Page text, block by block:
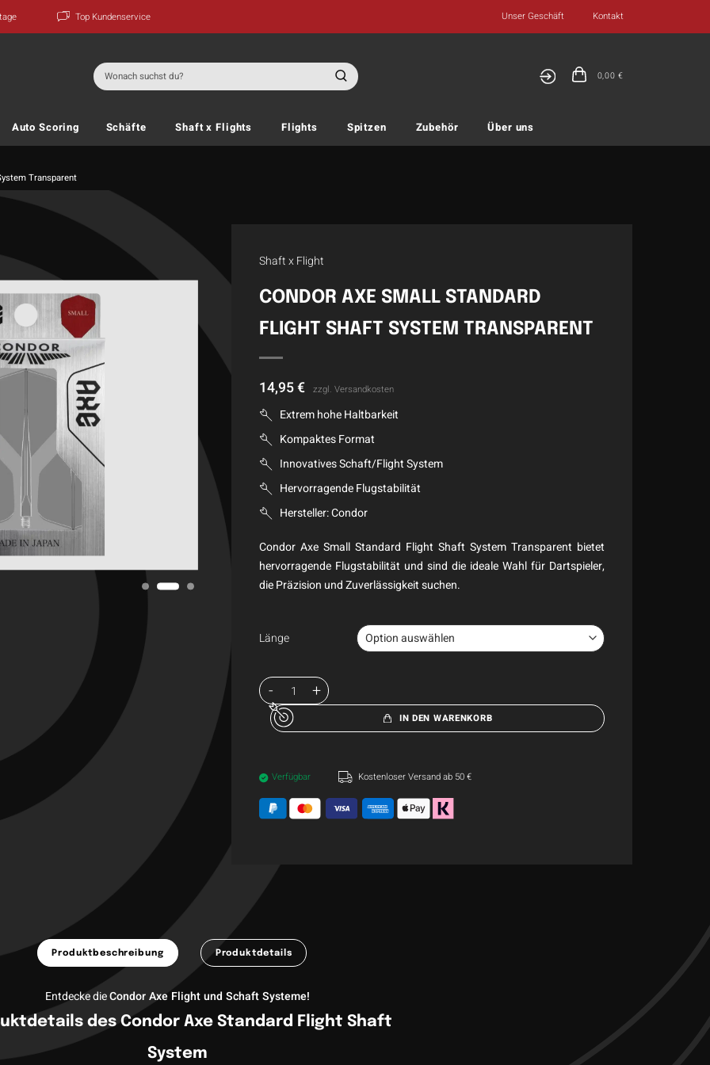
Top Kundenservice Unser Geschäft Kontakt
Suchen
nach:
0,00 €
Auto Scoring Schäfte Shaft x Flights Flights Spitzen Zubehör Über uns
Transparent
Shaft x Flight
CONDOR AXE SMALL STANDARD
FLIGHT SHAFT SYSTEM TRANSPARENT
14,95€ zzgl. Versandkosten
Extrem hohe Haltbarkeit
Kompaktes Format
Innovatives Schaft/Flight System
Hervorragende Flugstabilität
Hersteller: Condor
Condor Axe Small Standard Flight Shaft System Transparent bietet
hervorragende Flugstabilität und sind die ideale Wahl für Dartspieler,
die Präzision und Zuverlässigkeit suchen.
Länge
IN DEN WARENKORB
Verfügbar Kostenloser Versand ab 50 €
Produktbeschreibung Produktdetails
Entdecke dieCondor Axe Flight und Schaft Systeme!
des Condor Axe Standard Flight Shaft
System